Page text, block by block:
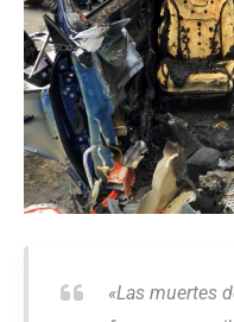
«Las muertes